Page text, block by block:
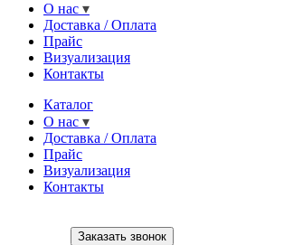
О нас
Доставка / Оплата
Прайс
Визуализация
Контакты
Каталог
О нас
Доставка / Оплата
Прайс
Визуализация
Контакты
Заказать звонок